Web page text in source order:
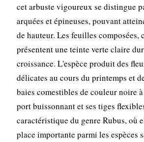
cet arbuste vigoureux se distingue
arquées et épineuses, pouvant
de hauteur. Les feuilles composées,
présentent une teinte verte claire
croissance. L'espèce produit des
délicates au cours du printemps et
baies comestibles de couleur noire
port buissonnant et ses tiges
caractéristique du genre Rubus, où
place importante parmi les espèces